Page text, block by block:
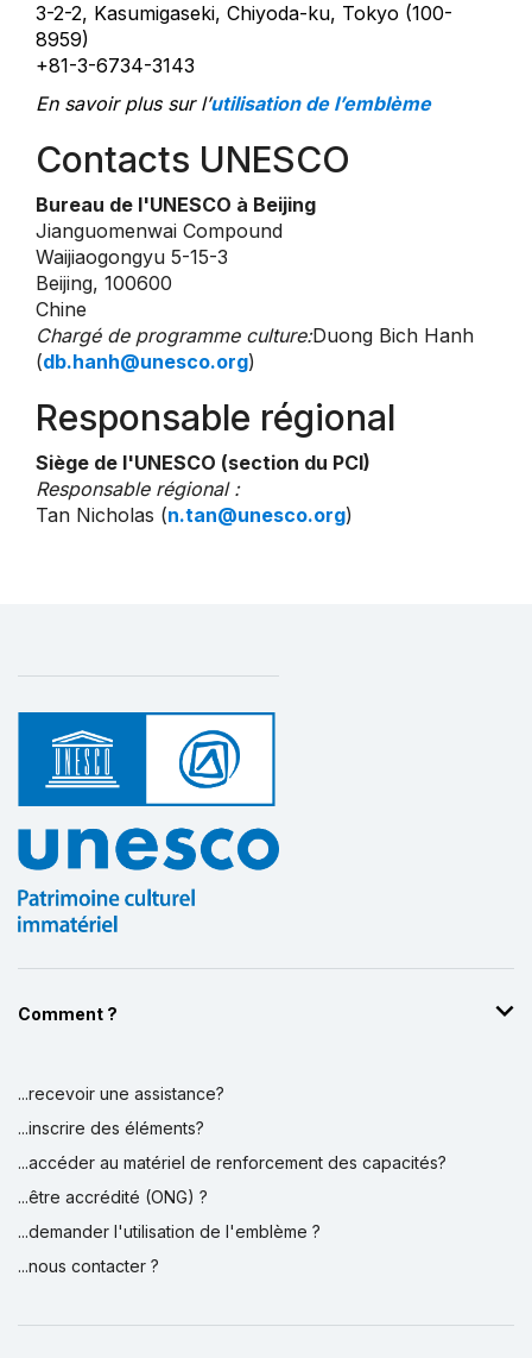
3-2-2, Kasumigaseki, Chiyoda-ku, Tokyo (100-
8959)
+81-3-6734-3143
En savoir plus sur l’utilisation de l’emblème
Contacts UNESCO
Bureau de l'UNESCO à Beijing
Jianguomenwai Compound
Waijiaogongyu 5-15-3
Beijing, 100600
Chine
Chargé de programme culture:Duong Bich Hanh
(db.hanh@unesco.org)
Responsable régional
Siège de l'UNESCO (section du PCI)
Responsable régional :
Tan Nicholas (n.tan@unesco.org)
Comment ?
...recevoir une assistance?
...inscrire des éléments?
...accéder au matériel de renforcement des capacités?
...être accrédité (ONG) ?
...demander l'utilisation de l'emblème ?
...nous contacter ?